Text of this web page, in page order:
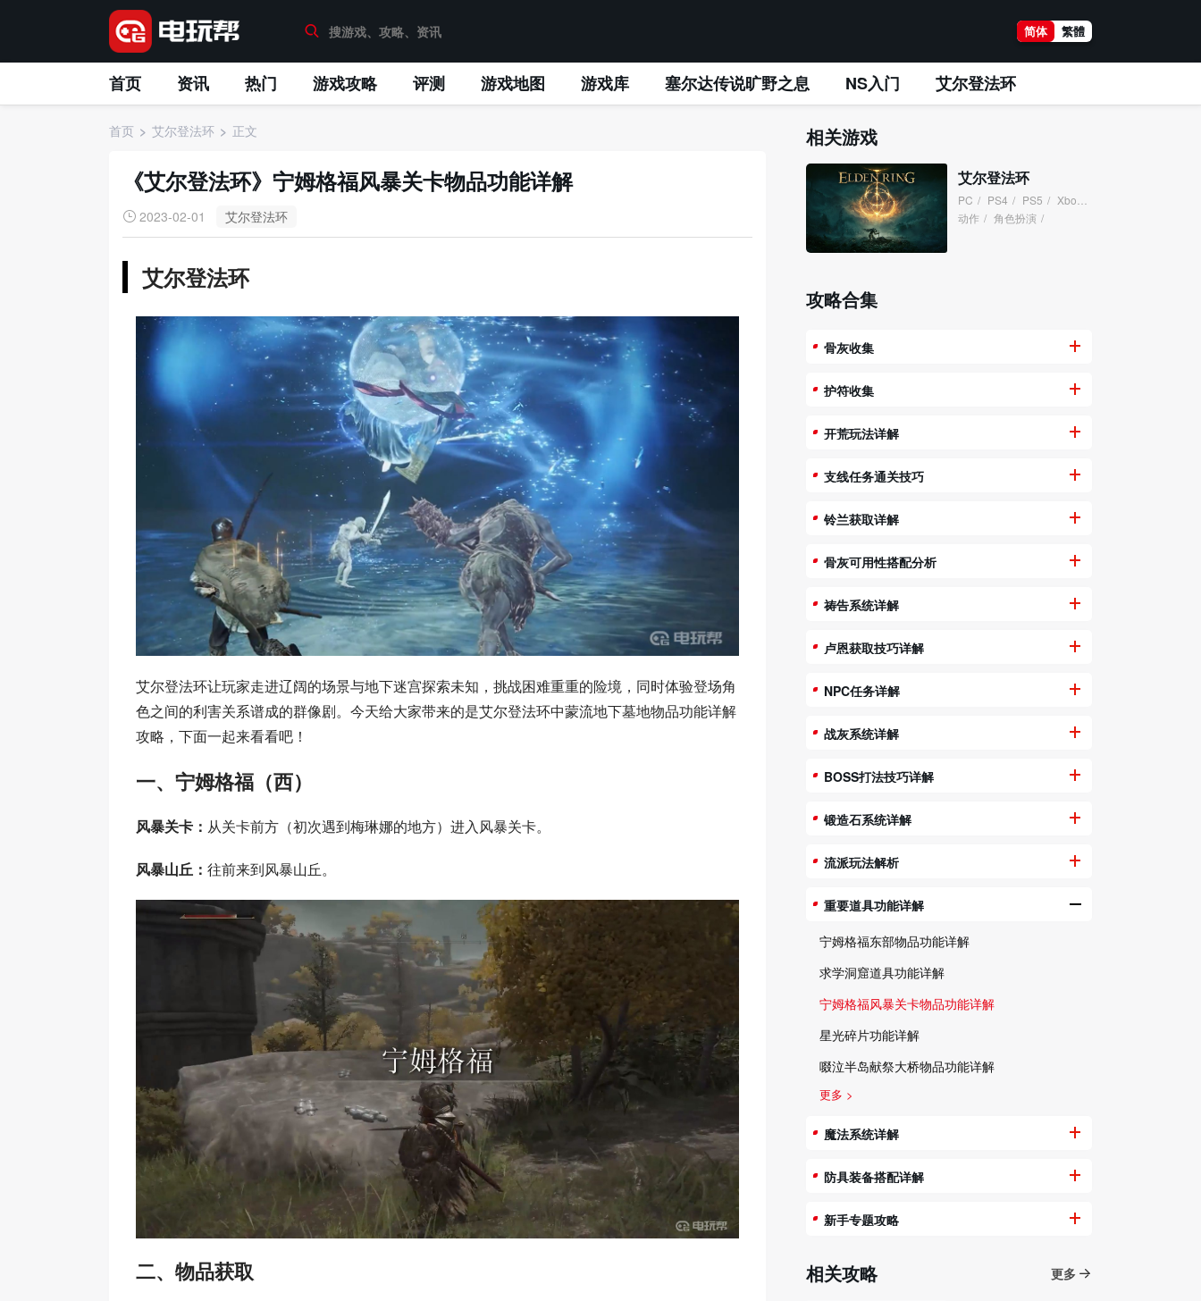
简体 繁體
首页 资讯 热门 游戏攻略 评测 游戏地图 游戏库 塞尔达传说旷野之息 NS入门 艾尔登法环
首页 艾尔登法环 正文
《艾尔登法环》宁姆格福风暴关卡物品功能详解
2023-02-01 艾尔登法环
艾尔登法环
艾尔登法环让玩家走进辽阔的场景与地下迷宫探索未知，挑战困难重重的险境，同时体验登场角
色之间的利害关系谱成的群像剧。今天给大家带来的是艾尔登法环中蒙流地下墓地物品功能详解
攻略，下面一起来看看吧！
一、宁姆格福（西）
风暴关卡： 从关卡前方（初次遇到梅琳娜的地方）进入风暴关卡。
风暴山丘： 往前来到风暴山丘。
二、物品获取
相关游戏
艾尔登法环
PC / PS4 / PS5 / XboxOne
动作 / 角色扮演 /
攻略合集
骨灰收集
护符收集
开荒玩法详解
支线任务通关技巧
铃兰获取详解
骨灰可用性搭配分析
祷告系统详解
卢恩获取技巧详解
NPC任务详解
战灰系统详解
BOSS打法技巧详解
锻造石系统详解
流派玩法解析
重要道具功能详解
宁姆格福东部物品功能详解
求学洞窟道具功能详解
宁姆格福风暴关卡物品功能详解
星光碎片功能详解
啜泣半岛献祭大桥物品功能详解
更多 >
魔法系统详解
防具装备搭配详解
新手专题攻略
相关攻略 更多